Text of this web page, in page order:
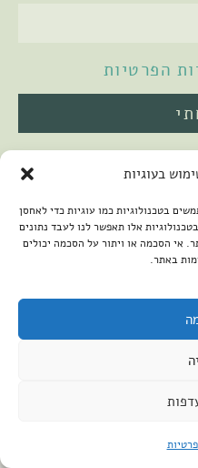
בעוגיות
בטכנולוגיות כמו עוגיות כדי לאחסן
אלו תאפשר לנו לעבד נתונים
אי הסכמה או ויתור על הסכמה יכולים
באתר.
הפרטיות